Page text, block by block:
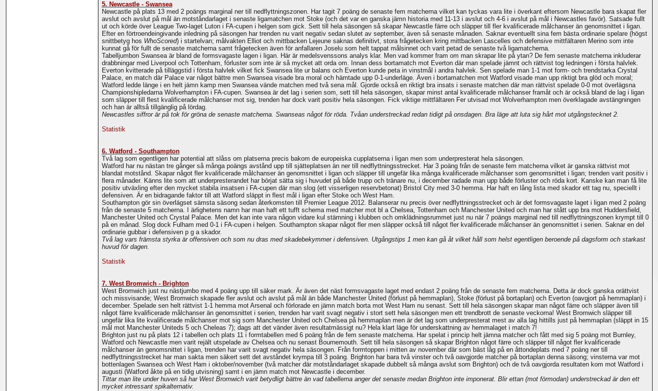
5. Newcastle - Swansea
Newcastle på plats 13 med 2 poängs marginal ner till nedflyttningszonen. Har tagit 7 poäng de senaste fem matcherna vilket kan tyckas vara lite i överkant eftersom Newcastle bara skapat fler
avslut och avslut på mål än motståndarlaget i senaste ligamatchen mot Stoke (och det var en ganska jämn historia med 11-13 i avslut och 4-6 i avslut på mål i Newcastles favör). Satsade fullt
ut och körde över League Two-laget Luton i FA-cupen i helgen som gick. Sett till hela säsongen så skapar Newcastle färre och släpper till fler kvalificerade målchanser än genomsnittet i ligan.
Efter en förtroendeingivande inledning på säsongen har trenden nu varit negativ sedan slutet av september, även så senaste månaden. Saknar eventuellt sina fem bästa ordinarie spelare (högst
snittbetyg hos WhoScored) i startelvan; målvakten Elliot och mittbacken Lejeune saknas definitivt, stora frågetecken kring mittbacken Lascelles och defensive mittfältaren Merino som inte
kunnat gå för fullt de senaste matcherna samt frågetecken även för anfallaren Joselu som helt tappat målsinnet och varit petad de senaste två ligamatcherna.
Tabelljumbon Swansea är bland de formsvagaste lagen i ligan. Här är medelsvenssons analys klar. Men vad kommer fram om man skrapar lite på ytan? De fem senaste matcherna inkluderar
drabbningar med Liverpool och Tottenham, förluster som inte är så mycket att orda om. Innan dess bortamatch mot Everton där man spelade jämnt och rättvist tog ledningen i första halvlek.
Everton kvitterade på tilläggstid i första halvlek vilket fick Swansea lite ur balans och Everton kunde peta in vinstmål i andra halvlek. Sen spelade man 1-1 mot form- och trendstarka Crystal
Palace, en match där Palace var något bättre men Swansea visade bra moral och hämtade upp 0-1-underläge. Även i bortamatchen mot Watford visade man upp riktigt bra glöd och moral;
Watford ledde länge i en helt jämn kamp men Swansea vände matchen med två sena mål. Gjorde också en riktigt bra insats i senaste matchen där man rättvist spelade 0-0 mot överlägsna
Championshipledarna Wolverhampton i FA-cupen. Swansea är det lag i serien som, sett till hela säsongen, skapar minst antal kvalificerade målchanser framåt och är också bland de lag i ligan
som släpper till flest kvalificerade målchanser mot sig, trenden har dock varit positiv hela säsongen. Fick viktige mittfältaren Fer utvisad mot Wolverhampton men överklagade avstängningen
och han är alltså tillgänglig på lördag.
Newcastles siffror är på tok för gröna de senaste matcherna. Swanseas något för röda. Tvåan understreckad redan tidigt på onsdagen. Bra läge att luta sig hårt mot utgångstecknet 2.
Statistik
6. Watford - Southampton
Två lag som egentligen har potential att slåss om platserna precis bakom de europeiska cupplatserna i ligan men som underpresterat hela säsongen.
Watford har nu nästan tre gånger så många poängs avstånd upp till sjätteplatsen än ner till nedflyttningsstrecket. Har 3 poäng från de senaste fem matcherna vilket är ganska rättvist mot
blandat motstånd. Skapar något fler kvalificerade målchanser än genomsnittet i ligan och släpper till ungefär lika många kvalificerade målchanser som genomsnittet i ligan; trenden varit positiv i
flera månader. Känns lite som att underpresterandet har börjat sätta sig i huvudet på både trupp och tränare nu, i december radade man upp både förluster och röda kort. Kanske kan man få lite
positiv utväxling efter den mycket stabila insatsen i FA-cupen där man slog (ett visserligen reservbetonat) Bristol City med 3-0 hemma. Har haft en lång lista med skador ett tag nu, speciellt i
defensiven. Är en bidragande faktor till att Watford släppt in flest mål i ligan efter Stoke och West Ham.
Southampton gör sin överlägset sämsta säsong sedan återkomsten till Premier League 2012. Balanserar nu precis över nedflyttningsstrecket och är det formsvagaste laget i ligan med 2 poäng
från de senaste 5 matcherna. I ärlighetens namn har man haft ett tufft schema med matcher mot bl a Chelsea, Tottenham och Manchester United och man har stått upp bra mot Huddersfield,
Manchester United och Crystal Palace. Men det kan inte vara någon vidare kul stämning i klubben och omklädningsrummet just nu när 7 poängs marginal ned till nedflyttningszonen krympt till 0
på en månad. Slog dock Fulham med 0-1 i FA-cupen i helgen. Southampton skapar något fler men släpper också till något fler kvalificerade målchanser än genomsnittet i serien. Saknar en del
ordinarie gubbar i defensiven p g a skador.
Två lag vars främsta styrka är offensiven och som nu dras med skadebekymmer i defensiven. Utgångstips 1 men kan gå åt vilket håll som helst egentligen beroende på dagsform och starkast
huvud för dagen.
Statistik
7. West Bromwich - Brighton
West Bromwich just nu nästjumbo med 4 poäng upp till säker mark. Är även det näst formsvagaste laget med endast 2 poäng från de senaste fem matcherna. Detta är dock ganska orättvist
och missvisande; West Bromwich skapade fler avslut och avslut på mål än både Manchester United (förlust på hemmaplan), Stoke (förlust på bortaplan) och Everton (oavgjort på hemmaplan) i
december. Spelade sen helt rättvist 1-1 hemma mot Arsenal och förlorade en jämn match borta mot West Ham nu senast. Sett till hela säsongen skapar man något färre och släpper även till
något färre kvalificerade målchanser än genomsnittet i serien, trenden har varit svagt negativ i stort sett hela säsongen men ett trendbrott de senaste veckorna! West Bromwich släpper till
ungefär lika lite kvalificerade målchanser mot sig som Manchester United och Chelsea på hemmaplan men är det lag som underpresterat mest av alla lag hittills just på hemmaplan (släppt in 15
mål mot Manchester Uniteds 5 och Cheleas 7); dags att det vänder även resultatmässigt nu? Hela klart läge för underskattning av hemmalaget i match 7!
Brighton just nu på plats 12 i tabellen och plats 11 i formtabellen med 6 poäng från de fem senaste matcherna. Har spelat i princip helt jämna matcher och fått med sig 5 poäng mot Burnley,
Watford och Newcastle men varit rejält utspelade av Chelsea och nu senast Bournemouth. Sett till hela säsongen så skapar Brighton något färre och släpper till något fler kvalificerade
målchanser än genomsnittet i ligan, trenden har varit svagt negativ hela säsongen. Från formtoppen i mitten av november där som bäst låg på en åttondeplats med 7 poäng ner till
nedflyttningsstrecket har man sakta men säkert sett det avståndet krympa till 3 poäng. Brighton har bara två vinster och två oavgjorde matcher på bortaplan denna säsong; vinsterna var mot
bottenlagen Swansea och West Ham i oktober/november (två matcher där motståndarlaget skapade dubbelt så många avslut som Brighton) och de två oavgjorda resultaten kom mot Watford i
augusti (Watford åkte på en tidig utvisning) samt i en jämn match mot Newcastle i december.
Tittar man lite under huven så har West Bromwich varit betydligt bättre än vad tabellerna anger det senaste medan Brighton inte imponerat. Blir ettan (mot förmodan) understreckad är den ett
mycket intressant spikalternativ.